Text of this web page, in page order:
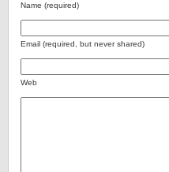
Name (required)
Email (required, but never shared)
Web